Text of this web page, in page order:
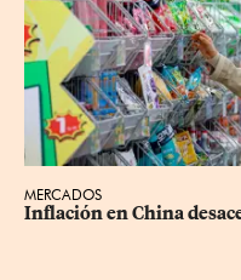
MERCADOS
Inflación en China